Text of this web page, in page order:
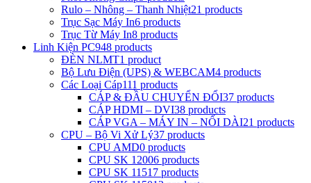
Rulo – Nhông – Thanh Nhiệt21 products
Trục Sạc Máy In6 products
Trục Từ Máy In8 products
Linh Kiện PC948 products
ĐÈN NLMT1 product
Bộ Lưu Điện (UPS) & WEBCAM4 products
Các Loại Cáp111 products
CÁP & ĐẦU CHUYỂN ĐỔI37 products
CÁP HDMI – DVI38 products
CÁP VGA – MÁY IN – NỐI DÀI21 products
CPU – Bộ Vi Xử Lý37 products
CPU AMD0 products
CPU SK 12006 products
CPU SK 1151 7 products